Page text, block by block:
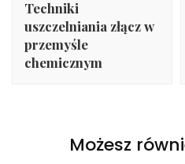
Techniki
uszczelniania złącz w
przemyśle
chemicznym
Możesz